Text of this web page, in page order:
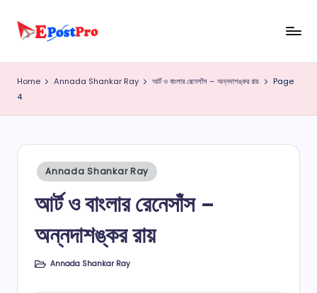
Skip
content
b
o
k
Home Annada Shankar Ray আর্ট ও বাংলার রেনেসাঁস – অন্নদাশঙ্কর রায়
Page
4
Posted
Annada Shankar Ray
আর্ট ও বাংলার রেনেসাঁস –
অন্নদাশঙ্কর রায়
PostedAnnada Shankar Ray